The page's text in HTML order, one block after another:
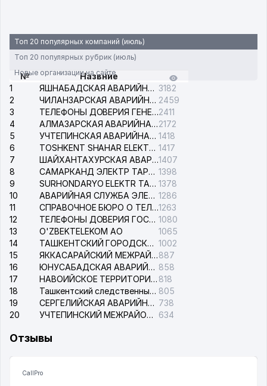
Топ 20 популярных компаний (июль)
Топ 20 популярных рубрик (июль)
Новые организации на сайте
№
Назвние
1
ЯШНАБАДСКАЯ АВАРИЙНАЯ СЛУЖБА ЭЛЕКТРОСЕТИ 3182
2
ЧИЛАНЗАРСКАЯ АВАРИЙНАЯ СЛУЖБА ЭЛЕКТРОСЕТИ 2459
3
ТЕЛЕФОНЫ ДОВЕРИЯ ГЕНЕРАЛЬНОЙ ПРОКУРАТУРЫ РЕСПУБЛИКИ УЗБЕКИСТАН2411
4
АЛМАЗАРСКАЯ АВАРИЙНАЯ СЛУЖБА ЭЛЕКТРОСЕТИ2172
5
УЧТЕПИНСКАЯ АВАРИЙНАЯ СЛУЖБА ЭЛЕКТРОСЕТИ 1418
6
TOSHKENT SHAHAR ELEKTR TARMOQLARI KORXONASI АО 1417
7
ШАЙХАНТАХУРСКАЯ АВАРИЙНАЯ СЛУЖБА ЭЛЕКТРОСЕТИ1407
8
САМАРКАНД ЭЛЕКТР ТАРМОКЛАРИ АО 1398
9
SURHONDARYO ELEKTR TARMOKLARI АО 1378
10
АВАРИЙНАЯ СЛУЖБА ЭЛЕКТРОСЕТИ ТАШКЕНТСКОГО РАЙОНА 1286
11
СПРАВОЧНОЕ БЮРО О ТЕЛЕФОНАХ ОРГАНИЗАЦИЙ г. ТАШКЕНТА1263
12
ТЕЛЕФОНЫ ДОВЕРИЯ ГОСУДАРСТВЕННОГО ЦЕНТРА ТЕСТИРОВАНИЯ 1080
13
O'ZBEKTELEKOM АО
1065
14
ТАШКЕНТСКИЙ ГОРОДСКОЙ СУД ПО ГРАЖДАНСКИМ ДЕЛАМ 1002
15
ЯККАСАРАЙСКИЙ МЕЖРАЙОННЫЙ СУД ПО ГРАЖДАНСКИМ ДЕЛАМ887
16
ЮНУСАБАДСКАЯ АВАРИЙНАЯ СЛУЖБА ЭЛЕКТРОСЕТИ 858
17
НАВОИЙСКОЕ ТЕРРИТОРИАЛЬНОЕ ПРЕДПРИЯТИЕ ЭЛЕКТРОСЕТИ АО 818
18
Ташкентский следственный изолятор 805
19
СЕРГЕЛИЙСКАЯ АВАРИЙНАЯ СЛУЖБА ЭЛЕКТРОСЕТИ 738
20
УЧТЕПИНСКИЙ МЕЖРАЙОННЫЙ СУД ПО ГРАЖДАНСКИМ ДЕЛАМ 634
Отзывы
CallPro